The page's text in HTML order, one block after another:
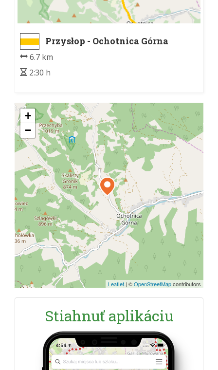
Przysłop - Ochotnica Górna
6.7 km
2:30 h
+
−
Leaflet | ©OpenStreetMapcontributors
Stiahnuť aplikáciu